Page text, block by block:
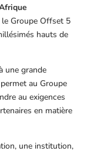
Groupe Offset 5
hauts de
une grande
au Groupe
au exigences
en matière
une institution,